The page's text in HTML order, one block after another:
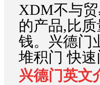
XDM不与
的产品,比
钱。兴德门
堆积门 快
兴德门英文